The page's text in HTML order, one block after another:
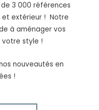
de 3 000 références
et extérieur ! Notre
à aménager vos
votre style !
nouveautés en
!